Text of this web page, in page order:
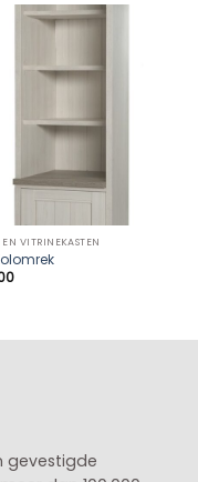
VITRINEKASTEN
gevestigde